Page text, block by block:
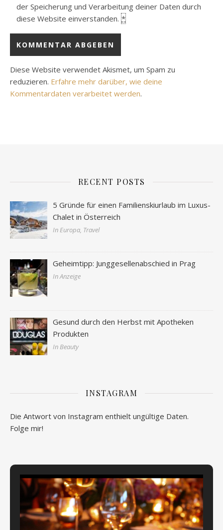
der Speicherung und Verarbeitung deiner Daten durch
diese Website einverstanden. *
Diese Website verwendet Akismet, um Spam zu
reduzieren. Erfahre mehr darüber, wie deine
Kommentardaten verarbeitet werden.
RECENT POSTS
5 Gründe für einen Familienskiurlaub im Luxus-
Chalet in Österreich
In Europa, Travel
Geheimtipp: Junggesellenabschied in Prag
In Anzeige
Gesund durch den Herbst mit Apotheken
Produkten
In Beauty
INSTAGRAM
Die Antwort von Instagram enthielt ungültige Daten.
Folge mir!